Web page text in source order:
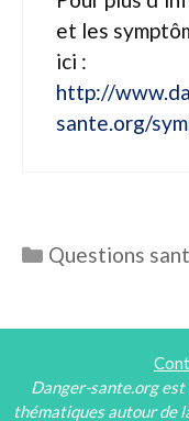
et les
ici :
http://
sante.org/
Catégories
Questions
Danger-sante.org
thématiques autour de